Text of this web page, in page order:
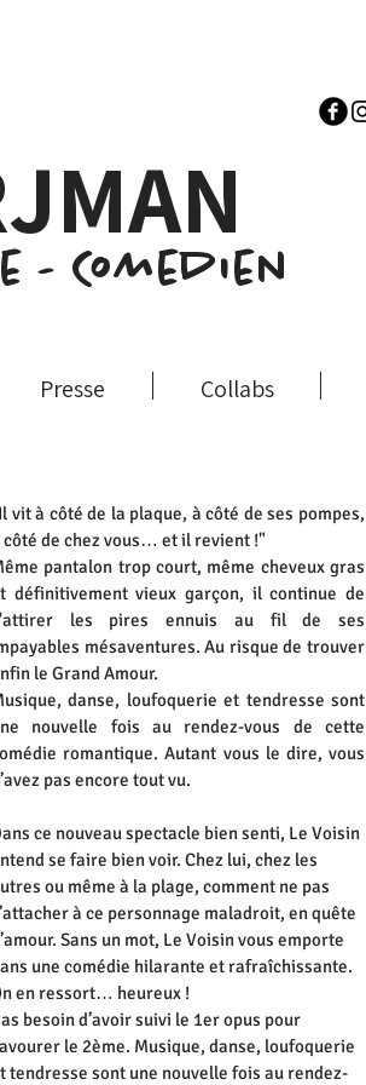
- Comedien
Presse Collabs
vit à côté de la plaque, à côté de ses pompes,
côté de chez vous… et il revient !"
pantalon trop court, même cheveux gras
définitivement vieux garçon, il continue de
les pires ennuis au fil de ses
mésaventures. Au risque de trouver
le Grand Amour.
danse, loufoquerie et tendresse sont
nouvelle fois au rendez-vous de cette
romantique. Autant vous le dire, vous
pas encore tout vu.
ce nouveau spectacle bien senti, Le Voisin
se faire bien voir. Chez lui, chez les
ou même à la plage, comment ne pas
à ce personnage maladroit, en quête
Sans un mot, Le Voisin vous emporte
une comédie hilarante et rafraîchissante.
en ressort… heureux !
besoin d’avoir suivi le 1er opus pour
le 2ème. Musique, danse, loufoquerie
tendresse sont une nouvelle fois au rendez-